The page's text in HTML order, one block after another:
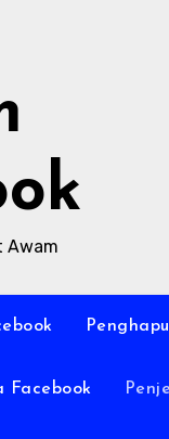
Awam
Facebook